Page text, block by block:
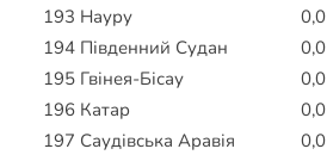
193 Науру 0,0
194 Південний Судан 0,0
195 Гвінея-Бісау 0,0
196 Катар 0,0
197 Саудівська Аравія 0,0